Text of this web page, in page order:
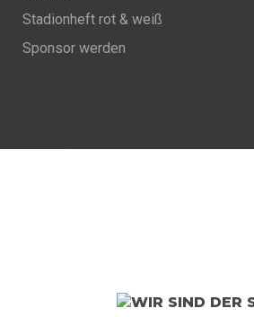
Stadionheft rot & weiß
Sponsor werden